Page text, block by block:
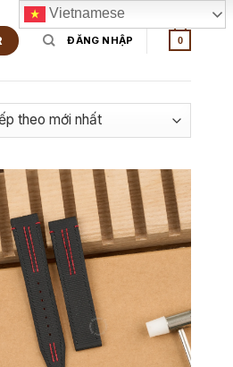
ĐĂNG NHẬP 0
Vietnamese